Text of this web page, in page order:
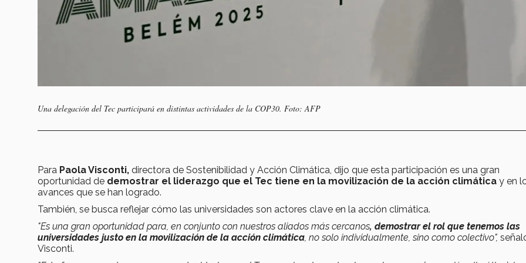
Una delegación del Tec participará en distintas actividades de la COP30. Foto: AFP
Para Paola Visconti, directora de Sostenibilidad y Acción Climática, dijo que esta participación es una gran
oportunidad de demostrar el liderazgo que el Tec tiene en la movilización de la acción climática y en
avances que se han logrado.
También, se busca reflejar cómo las universidades son actores clave en la acción climática.
"Es una gran oportunidad para, en conjunto con nuestros aliados más cercanos, demostrar el rol que tenemos las
universidades justo en la movilización de la acción climática, no solo individualmente, sino como colectivo",
Visconti.